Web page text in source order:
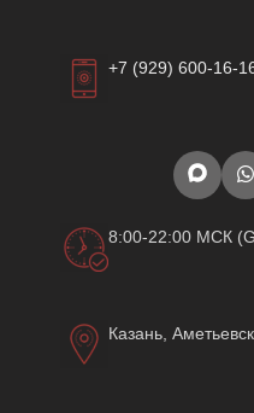
+7 (929) 600-16-
8:00-22:00 МСК
Казань,